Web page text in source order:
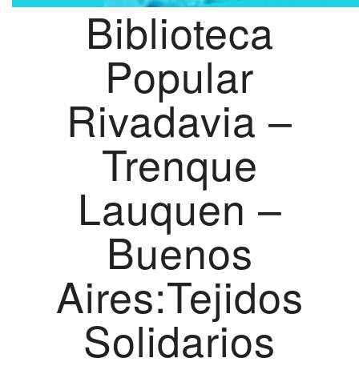
Biblioteca
Popular
Rivadavia –
Trenque
Lauquen –
Buenos
Aires:Tejidos
Solidarios